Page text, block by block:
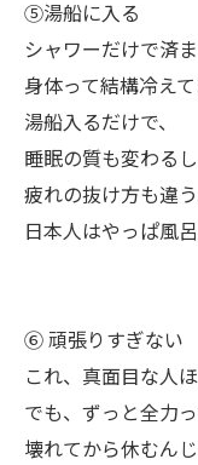
⑤湯船に入る
シャワーだけで済ま
身体って結構冷えて
湯船入るだけで、
睡眠の質も変わるし
疲れの抜け方も違う
日本人はやっぱ風
⑥ 頑張りすぎない
これ、真面目な人
でも、ずっと全力
壊れてから休むんじ